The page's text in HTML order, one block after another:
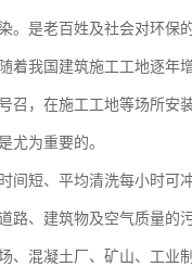
。是老百姓及社会对环保
着我国建筑施工工地逐
召，在施工工地等场所
尤为重要的。
间短、平均清洗每小时可
路、建筑物及空气质量的
、混凝土厂、矿山、工